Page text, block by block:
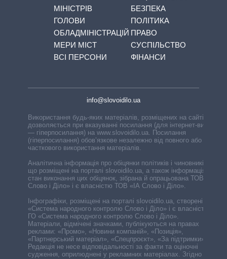
МІНІСТРІВ
ГОЛОВИ
ОБЛАДМІНІСТРАЦІЙ
МЕРИ МІСТ
ВСІ ПЕРСОНИ
БЕЗПЕКА
ПОЛІТИКА
ПРАВО
СУСПІЛЬСТВО
ФІНАНСИ
info@slovoidilo.ua
Використання будь-яких матеріалів, розміщених на сайті,
дозволяється при вказуванні посилання (для інтернет-видань
— гіперпосилання) на www.slovoidilo.ua. Посилання
(гіперпосилання) обов’язкове незалежно від повного або
часткового використання матеріалів.
Аналітична інформація про обіцянки політиків і чиновників,
що розміщені на порталі slovoidilo.ua, а також інформація про
стан виконання цих обіцянок, зібрана й опрацьована ТОВ «ІА
Слово і Діло» і є власністю ТОВ «ІА Слово і Діло».
Інфографіки, розміщені на порталі slovoidilo.ua, створені ГО
«Система народного контролю Слово і Діло» і є власністю
ГО «Система народного контролю Слово і Діло».
Матеріали, відмічені значками, публікуються на правах
реклами: «Промо», «Новини компаній», «Позиція»,
«Партнерський матеріал», «Спецпроєкт», «За підтримки».
Редакція не несе відповідальності за факти та оціночні
судження, оприлюднені у рекламних матеріалах. Згідно з